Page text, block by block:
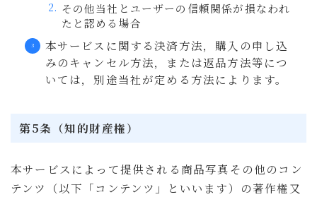
その他当社とユーザーの信頼関係が損なわれ
たと認める場合
本サービスに関する決済方法，購入の申し込
みのキャンセル方法，または返品方法等につ
いては，別途当社が定める方法によります。
第5条（知的財産権）
本サービスによって提供される商品写真その他のコン
テンツ（以下「コンテンツ」といいます）の著作権又